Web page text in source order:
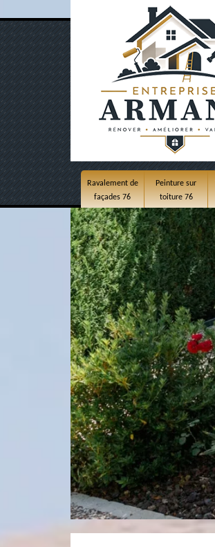
Ravalement de
façades 76
Peinture sur
toiture 76